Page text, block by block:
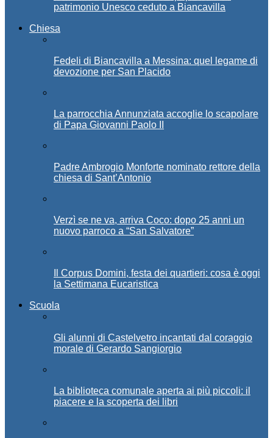
patrimonio Unesco ceduto a Biancavilla
Chiesa
Fedeli di Biancavilla a Messina: quel legame di
devozione per San Placido
La parrocchia Annunziata accoglie lo scapolare
di Papa Giovanni Paolo II
Padre Ambrogio Monforte nominato rettore della
chiesa di Sant’Antonio
Verzì se ne va, arriva Coco: dopo 25 anni un
nuovo parroco a “San Salvatore”
Il Corpus Domini, festa dei quartieri: cosa è oggi
la Settimana Eucaristica
Scuola
Gli alunni di Castelvetro incantati dal coraggio
morale di Gerardo Sangiorgio
La biblioteca comunale aperta ai più piccoli: il
piacere e la scoperta dei libri